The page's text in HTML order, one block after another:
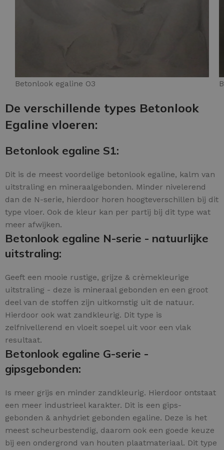
Betonlook egaline O3
De verschillende types Betonlook
Egaline vloeren:
Betonlook egaline S1:
Dit is de meest voordelige betonlook egaline, kalm van
uitstraling en mineraalgebonden. Minder nivelerend
dan de N-serie, hierdoor horen hoogteverschillen bij dit
type vloer. Ook de kleur kan per partij bij dit type wat
meer afwijken.
Betonlook egaline N-serie - natuurlijke
uitstraling:
Geeft een mooie rustige, grijze & crèmekleurige
uitstraling - deze is mineraal gebonden en een groot
deel van de stoffen zijn uitkomstig uit de natuur.
Hierdoor ook wat zandkleurig. Dit type is
zelfnivellerend en vloeit soepel uit voor een vlak
resultaat.
Betonlook egaline G-serie -
gipsgebonden:
Is meer grijs en minder zandkleurig. Hierdoor ontstaat
een meer industrieel karakter. Dit is een gips-
gebonden & anhydriet gebonden egaline. Deze is het
meest scheurbestendig, daarom ook een goede keuze
bij een ondergrond van houten plaatmateriaal. Dit type